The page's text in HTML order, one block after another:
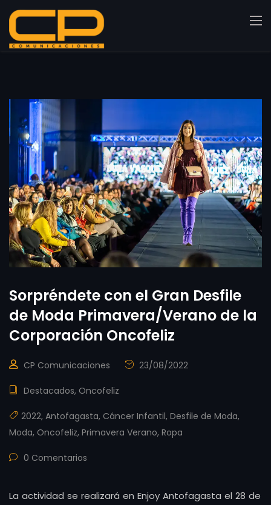
Sorpréndete con el Gran Desfile
de Moda Primavera/Verano de la
Corporación Oncofeliz
CP Comunicaciones 23/08/2022
Destacados, Oncofeliz
2022, Antofagasta, Cáncer Infantil, Desfile de Moda,
Moda, Oncofeliz, Primavera Verano, Ropa
0 Comentarios
La actividad se realizará en Enjoy Antofagasta el 28 de